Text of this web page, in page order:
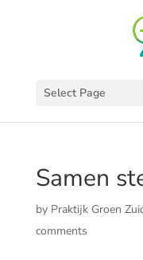
Select Page
Samen
by Praktijk Groen
comments